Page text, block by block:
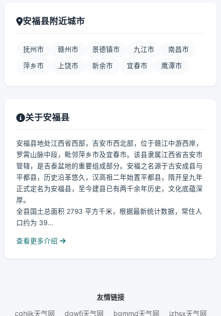
安福县附近城市
抚州市 赣州市 景德镇市 九江市 南昌市
萍乡市 上饶市 新余市 宜春市 鹰潭市
关于安福县
安福县地处江西省西部，吉安市西北部，位于赣江中游西岸，
罗霄山脉中段，毗邻萍乡市及宜春市。该县隶属江西省吉安市
管辖，是吉泰盆地的重要组成部分。安福之名源于古安成县与
平都县，历史沿革悠久，汉高祖二年始置平都县，隋开皇九年
正式定名为安福县，至今建县已有两千余年历史，文化底蕴深
厚。
全县国土总面积 2793 平方千米，根据最新统计数据，常住人
口约为 39...
查看更多介绍
友情链接
cghijk天气网
dqwfj天气网 bqmmd天气网 jzhsx天气网